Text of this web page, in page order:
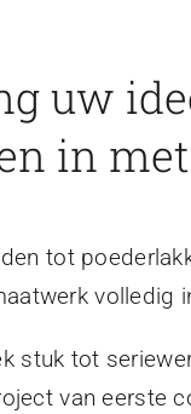
uw
in
tot
volledig
stuk tot
van eerste